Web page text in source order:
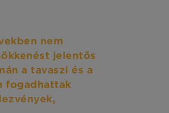
nem
jelentős
a tavaszi és a
fogadhattak